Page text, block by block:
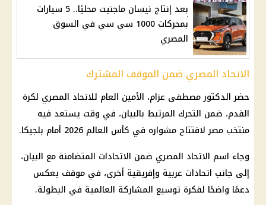
بعد إنتاج نيسان ماجنيت محليًا.. 5 سيارات
بمحركات 1000 سي سي في السوق
المصري
الاتحاد المصري ضمن الموقف المشترك
حضر الدكتور مصطفى عزام، الأمين العام للاتحاد المصري لكرة
القدم، ضمن التحرك المرتبط بالبيان، في وقت يستعد فيه
منتخب مصرلافتتاح مشواره في كأس العالم 2026
أمام بلجيكا.
وجاء اسم الاتحاد المصري ضمن الاتحادات المتضامنة مع البيان،
إلى جانب اتحادات عربية وإفريقية أخرى، في موقف يعكس
دعمًا واضحًا لفكرة توسيع المشاركة العالمية في البطولة.